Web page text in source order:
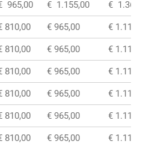
965,00 € 1.155,00 € 1.360,00
810,00 € 965,00 € 1.115,00
810,00 € 965,00 € 1.115,00
810,00 € 965,00 € 1.115,00
810,00 € 965,00 € 1.115,00
810,00 € 965,00 € 1.115,00
810,00 € 965,00 € 1.115,00